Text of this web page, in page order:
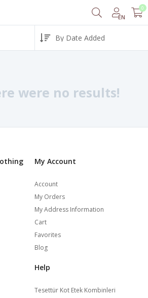
EN
0
were no results!
My Account
Account
My Orders
My Address Information
Cart
Favorites
Blog
Help
Tesettür Kot Etek Kombinleri